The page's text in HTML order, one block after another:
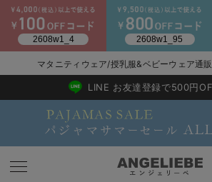
マタニティウェア/授乳服&ベビーウェア通
2026/NewArrival
送料495円(一部地域を除く) 7,700円
LINE お友達登録で500円